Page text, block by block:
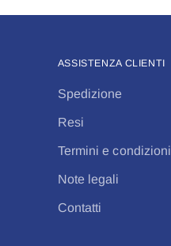
ASSISTENZA CLIENTI
Spedizione
Resi
Termini e condizioni
Note legali
Contatti